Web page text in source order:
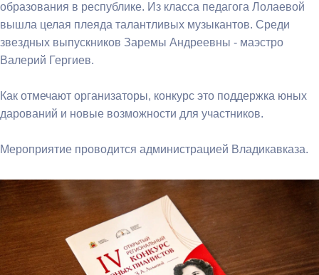
образования в республике. Из класса педагога Лолаевой
вышла целая плеяда талантливых музыкантов. Среди
звездных выпускников Заремы Андреевны - маэстро
Валерий Гергиев.
Как отмечают организаторы, конкурс это поддержка юных
дарований и новые возможности для участников.
Мероприятие проводится администрацией Владикавказа.